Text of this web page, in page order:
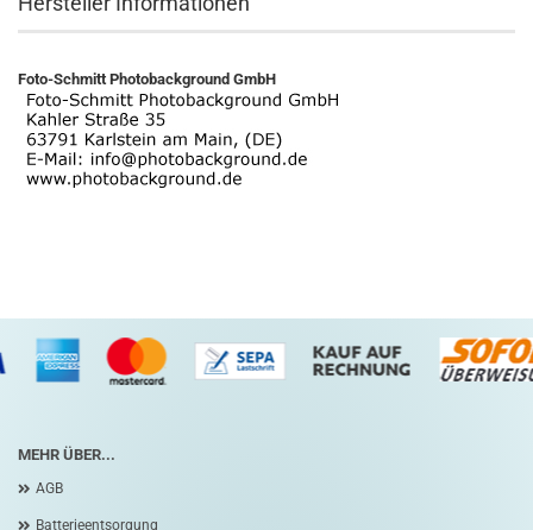
Foto-Schmitt Photobackground GmbH
MEHR ÜBER...
AGB
Batterieentsorgung